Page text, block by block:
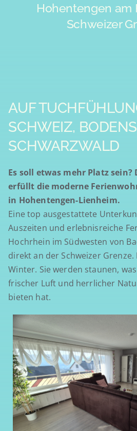
Hohentengen am
Schweizer
AUF
SCHWEIZ,
SCHWARZWALD
Es soll etwas mehr Platz sein?
erfüllt die moderne
in Hohentengen-Lienheim.
Eine top ausgestattete
Auszeiten und erlebnisreiche
Hochrhein im Südwesten von
direkt an der Schweizer
Winter. Sie werden staunen,
frischer Luft und herrlicher
bieten hat.